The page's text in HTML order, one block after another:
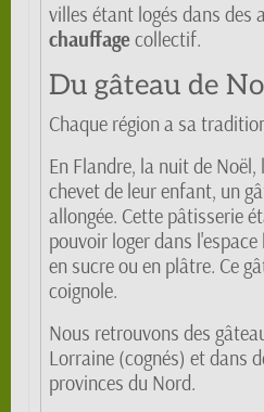
villes étant logés dans des
chauffagecollectif.
Du gâteau de
Chaque région a sa
En Flandre, la nuit de
chevet de leur enfant, un
allongée. Cette pâtisserie
pouvoir loger dans
en sucre ou en plâtre. Ce
coignole.
Nous retrouvons des
Lorraine (cognés) et dans
provinces du Nord.